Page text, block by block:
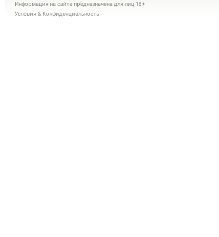
Информация на сайте предназначена для лиц 18+
Условия & Конфиденциальность